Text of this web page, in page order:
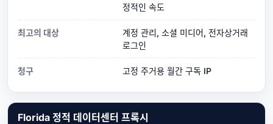
정적인 속도
최고의 대상
계정 관리, 소셜 미디어, 전자상거래
로그인
청구 고정 주거용 월간 구독 IP
Florida 정적 데이터센터 프록시